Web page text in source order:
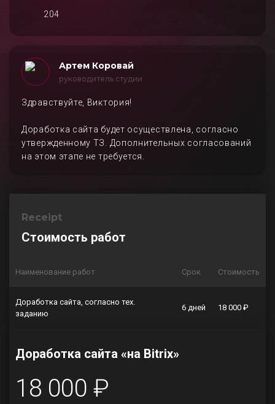
204
Артем Коровай
руководитель студии
Здравствуйте, Виктория!
Доработка сайта будет осуществлена, согласно
утвержденному ТЗ. Дополнительных согласований
на этом этапе не требуется.
Receipt
Стоимость работ
Наименование работ Срок Стоимость
Доработка сайта, согласно тех.
заданию
6 дней 18 000 ₽
Доработка сайта «на Bitrix»
18 000 ₽